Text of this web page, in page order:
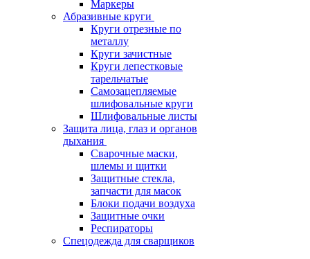
Маркеры
Абразивные круги
Круги отрезные по
металлу
Круги зачистные
Круги лепестковые
тарельчатые
Самозацепляемые
шлифовальные круги
Шлифовальные листы
Защита лица, глаз и органов
дыхания
Сварочные маски,
шлемы и щитки
Защитные стекла,
запчасти для масок
Блоки подачи воздуха
Защитные очки
Респираторы
Спецодежда для сварщиков